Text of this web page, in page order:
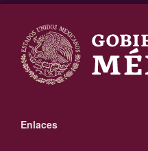
Enlaces